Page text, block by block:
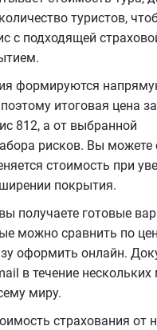
туристов,
с подходящей
формируются
итоговая цена
812, а от выбранной
рисков. Вы можете
стоимость при
покрытия.
получаете готовые
можно сравнить по
оформить онлайн.
в течение нескольких
миру.
страхования от